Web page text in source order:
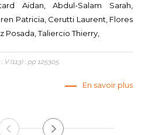
Aidan, Abdul-Salam Sarah,
Patricia, Cerutti Laurent, Flores
Posada, Taliercio Thierry,
V (113) , pp 125305.
En savoir plus